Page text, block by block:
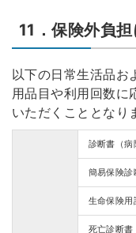
11．保険外負
以下の日常生活品お
用品目や利用回数に
いただくこととなり
診断書（病
簡易保険診
生命保険用
死亡診断書